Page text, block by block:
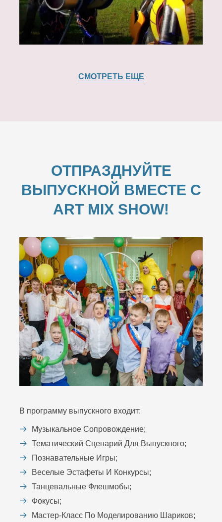
СМОТРЕТЬ ЕЩЕ
ОТПРАЗДНУЙТЕ
ВЫПУСКНОЙ ВМЕСТЕ С
ART MIX SHOW!
В программу выпускного входит:
Музыкальное Сопровождение;
Тематический Сценарий Для Выпускного;
Познавательные Игры;
Веселые Эстафеты И Конкурсы;
Танцевальные Флешмобы;
Фокусы;
Мастер-Класс По Моделированию Шариков;